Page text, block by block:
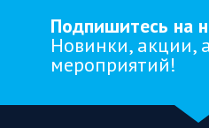
Подпишитесь на
Новинки, акции,
мероприятий!